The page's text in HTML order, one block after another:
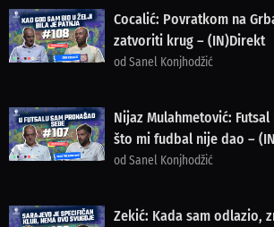
Cocalić: Povratkom na
zatvoriti krug – (IN)Direkt
od Sanel Konjhodžić
Nijaz Mulahmetović:
što mi fudbal nije dao –
od Sanel Konjhodžić
Zekić: Kada sam odlazio,